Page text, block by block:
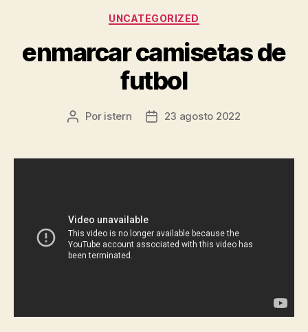
Categorías
UNCATEGORIZED
enmarcar camisetas de
futbol
Autor
entrada
Por istern
Fecha
entrada
23 agosto 2022